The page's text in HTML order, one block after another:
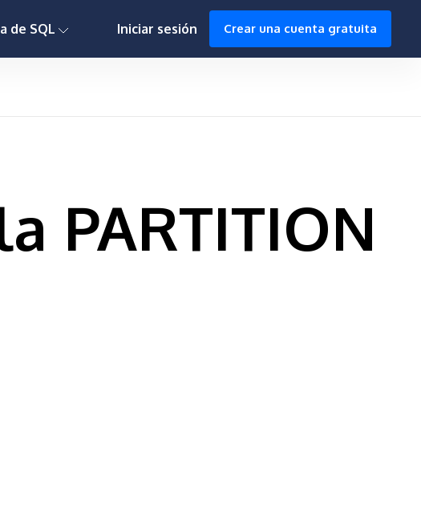
0h : 00m : 00s
de SQL Iniciar sesión Crear una cuenta gratuita
PARTITION